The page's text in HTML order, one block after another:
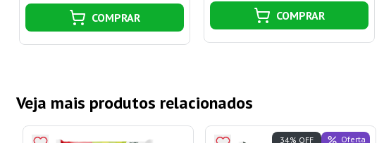
COMPRAR COMPRAR
Veja mais produtos relacionados
34% OFF Oferta